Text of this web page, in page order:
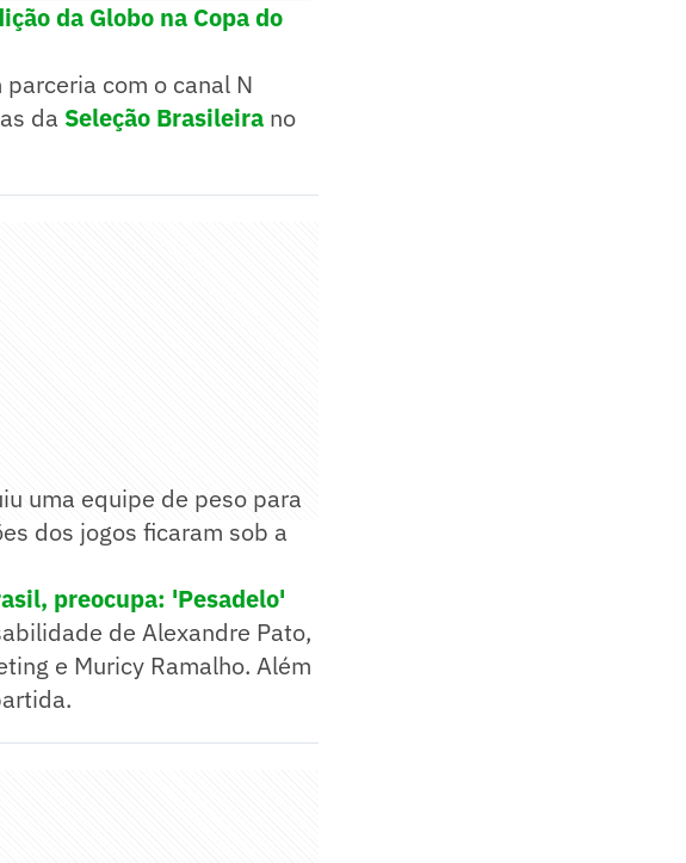
da Globo na Copa do
com o canal N
da Seleção Brasileira no
uma equipe de peso para
dos jogos ficaram sob a
preocupa: 'Pesadelo'
de Alexandre Pato,
e Muricy Ramalho. Além